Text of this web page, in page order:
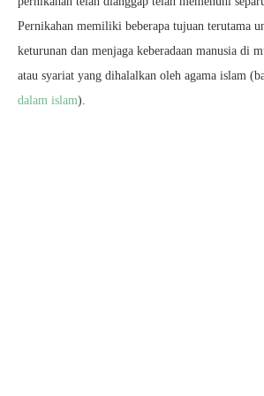
Pernikahan memiliki beberapa tujuan terutama
keturunan dan menjaga keberadaan manusia di
atau syariat yang dihalalkan oleh agama islam
dalam islam).